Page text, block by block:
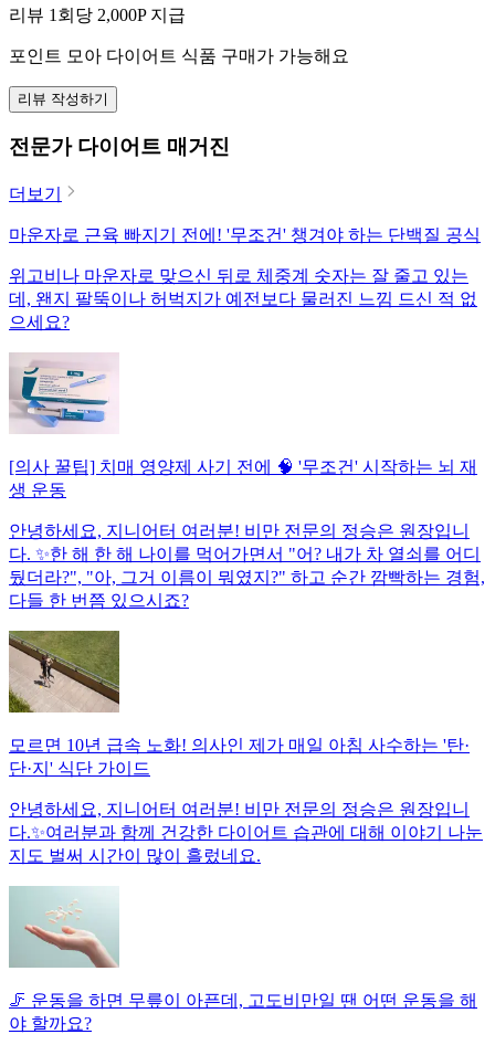
리뷰 1회당 2,000P 지급
포인트 모아 다이어트 식품 구매가 가능해요
리뷰 작성하기
전문가 다이어트 매거진
더보기
마운자로 근육 빠지기 전에! '무조건' 챙겨야 하는 단백질 공식
위고비나 마운자로 맞으신 뒤로 체중계 숫자는 잘 줄고 있는
데, 왠지 팔뚝이나 허벅지가 예전보다 물러진 느낌 드신 적 없
으세요?
[의사 꿀팁] 치매 영양제 사기 전에 🧠 '무조건' 시작하는 뇌 재
생 운동
안녕하세요, 지니어터 여러분! 비만 전문의 정승은 원장입니
다. ✨한 해 한 해 나이를 먹어가면서 "어? 내가 차 열쇠를 어디
뒀더라?", "아, 그거 이름이 뭐였지?" 하고 순간 깜빡하는 경험,
다들 한 번쯤 있으시죠?
모르면 10년 급속 노화! 의사인 제가 매일 아침 사수하는 '탄·
단·지' 식단 가이드
안녕하세요, 지니어터 여러분! 비만 전문의 정승은 원장입니
다.✨여러분과 함께 건강한 다이어트 습관에 대해 이야기 나눈
지도 벌써 시간이 많이 흘렀네요.
🦵 운동을 하면 무릎이 아픈데, 고도비만일 땐 어떤 운동을 해
야 할까요?